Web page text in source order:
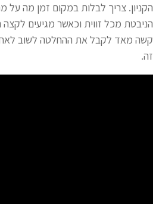
הקניון. צריך לבלות במקום זמן מה על
הניבטת מכל זווית וכאשר מגיעים
קשה מאד לקבל את ההחלטה לשוב
זה.